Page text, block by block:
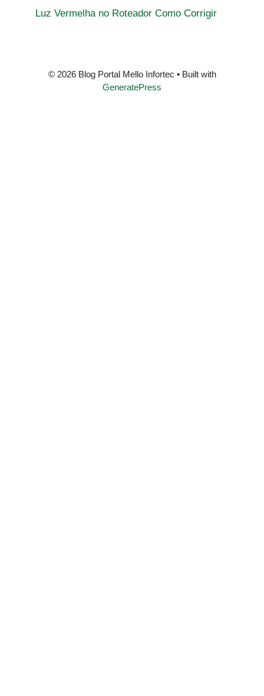
Luz Vermelha no Roteador Como Corrigir
© 2026 Blog Portal Mello Infortec • Built with
GeneratePress